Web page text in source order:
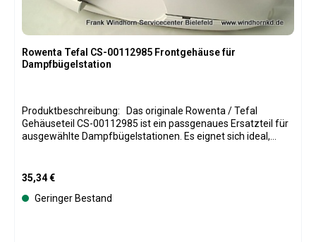
Rowenta Tefal CS-00112985 Frontgehäuse für
Dampfbügelstation
Produktbeschreibung: Das originale Rowenta / Tefal
Gehäuseteil CS-00112985 ist ein passgenaues Ersatzteil für
ausgewählte Dampfbügelstationen. Es eignet sich ideal,
Originalpassform lässt sich das Gehäuseteil sauber
einsetzen und stellt die äußere Verkleidung des Geräts
wieder her. Die robuste Kunststoffausführung sorgt für
Regulärer Preis:
35,34 €
Geringer Bestand